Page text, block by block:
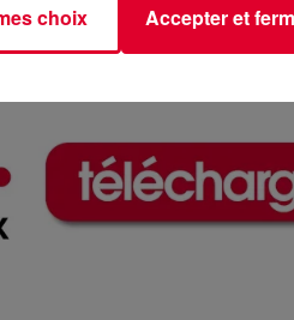
choix Accepter et